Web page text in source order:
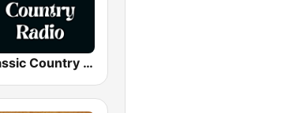
Classic Country Radio